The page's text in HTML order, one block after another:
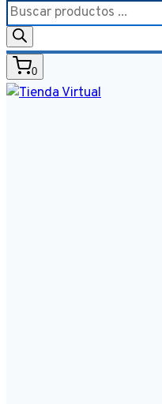
Búsqueda
de
productos
0